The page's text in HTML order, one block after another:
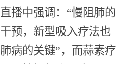
播中强调：“慢阻肺的
预，新型吸入疗法也
病的关键”，而蒜素疗